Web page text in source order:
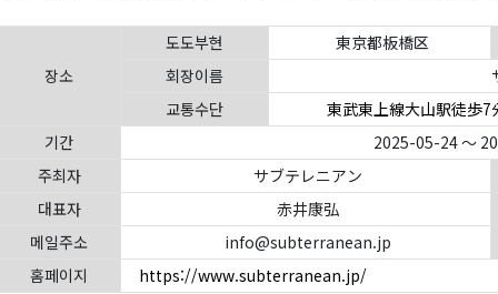
장소
도도부현
東京都板橋区
회장이름
교통수단
東武東上線大山駅徒歩
기간
2025-05-24 ～
주최자
サブテレニアン
대표자
赤井康弘
메일주소
info@subterranean.jp
홈페이지
https://www.subterranean.jp/